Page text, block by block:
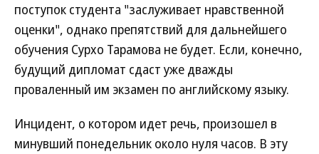
поступок студента "заслуживает нравственной
оценки", однако препятствий для дальнейшего
обучения Сурхо Тарамова не будет. Если, конечно,
будущий дипломат сдаст уже дважды
проваленный им экзамен по английскому языку.
Инцидент, о котором идет речь, произошел в
минувший понедельник около нуля часов. В эту